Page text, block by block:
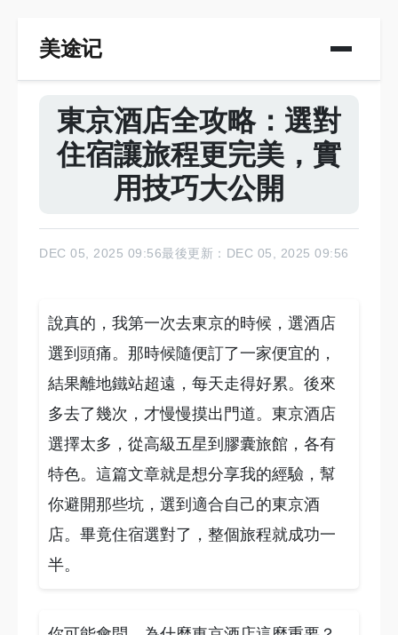
美途记
東京酒店全攻略：選對
住宿讓旅程更完美，實
用技巧大公開
DEC 05, 2025 09:56最後更新：DEC 05, 2025 09:56
說真的，我第一次去東京的時候，選酒店
選到頭痛。那時候隨便訂了一家便宜的，
結果離地鐵站超遠，每天走得好累。後來
多去了幾次，才慢慢摸出門道。東京酒店
選擇太多，從高級五星到膠囊旅館，各有
特色。這篇文章就是想分享我的經驗，幫
你避開那些坑，選到適合自己的東京酒
店。畢竟住宿選對了，整個旅程就成功一
半。